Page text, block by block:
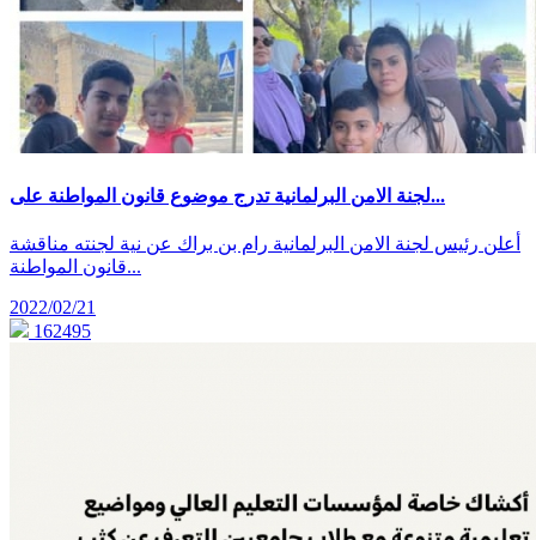
لجنة الامن البرلمانية تدرج موضوع قانون المواطنة على...
أعلن رئيس لجنة الامن البرلمانية رام بن براك عن نية لجنته مناقشة
قانون المواطنة...
2022/02/21
162495